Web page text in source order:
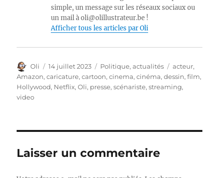
simple, un message sur les réseaux sociaux ou
un mail à oli@olillustrateur.be !
Afficher tous les articles par Oli
Auteur
Oli
Publié
le
14 juillet 2023 Catégories
Politique, actualités Étiquettes
acteur,
Amazon,caricature,cartoon,cinema,cinéma,dessin,film,
Hollywood, Netflix,Oli, presse,scénariste,streaming,
video
Laisser un commentaire